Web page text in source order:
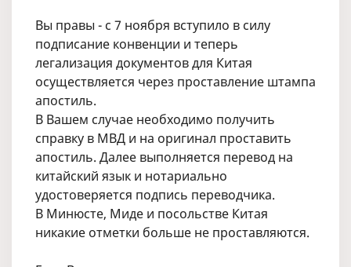
Вы правы - с 7 ноября вступило в силу
подписание конвенции и теперь
легализация документов для Китая
осуществляется через проставление штампа
апостиль.
В Вашем случае необходимо получить
справку в МВД и на оригинал проставить
апостиль. Далее выполняется перевод на
китайский язык и нотариально
удостоверяется подпись переводчика.
В Минюсте, Миде и посольстве Китая
никакие отметки больше не проставляются.